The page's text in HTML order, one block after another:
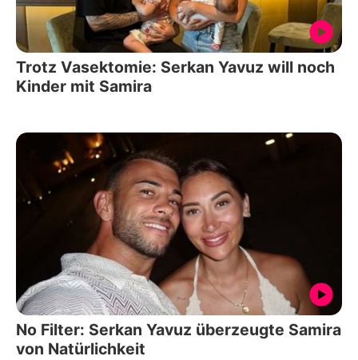
Trotz Vasektomie: Serkan Yavuz will noch
Kinder mit Samira
No Filter: Serkan Yavuz überzeugte Samira
von Natürlichkeit